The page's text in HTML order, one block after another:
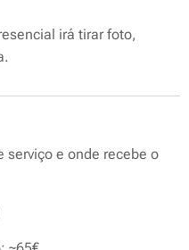
irá tirar foto,
serviço e onde recebe o